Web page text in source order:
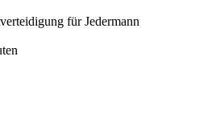
für Jedermann